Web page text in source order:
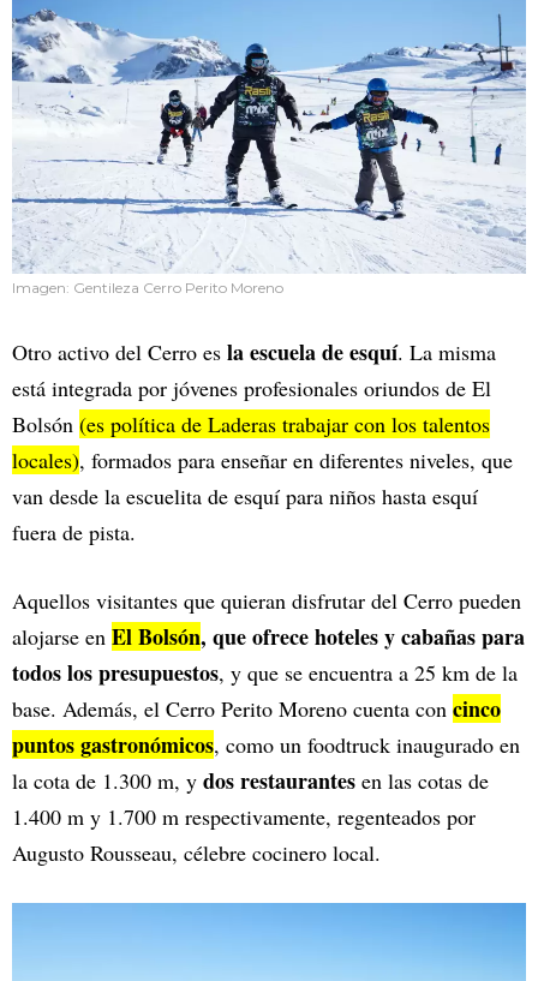
Imagen: Gentileza Cerro Perito Moreno
Otro activo del Cerro es la escuela de esquí. La misma
está integrada por jóvenes profesionales oriundos de El
Bolsón (es política de Laderas trabajar con los talentos
locales), formados para enseñar en diferentes niveles, que
van desde la escuelita de esquí para niños hasta esquí
fuera de pista.
Aquellos visitantes que quieran disfrutar del Cerro pueden
alojarse en El Bolsón, que ofrece hoteles y cabañas para
todos los presupuestos, y que se encuentra a 25 km de la
base. Además, el Cerro Perito Moreno cuenta con cinco
puntos gastronómicos, como un foodtruck inaugurado en
la cota de 1.300 m, y dos restaurantes en las cotas de
1.400 m y 1.700 m respectivamente, regenteados por
Augusto Rousseau, célebre cocinero local.